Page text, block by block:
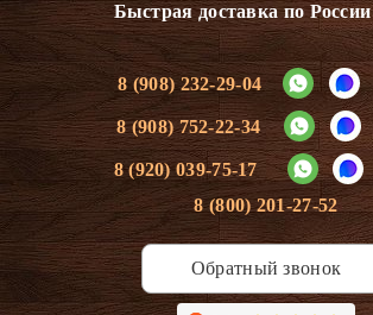
Быстрая доставка по России
8 (908) 232-29-04
8 (908) 752-22-34
8 (920) 039-75-17
8 (800) 201-27-52
Обратный звонок